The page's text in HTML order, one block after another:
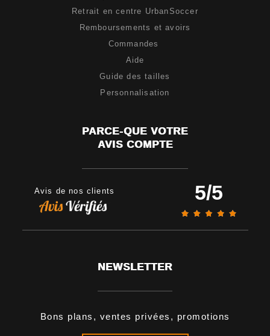
Retrait en centre UrbanSoccer
Remboursements et avoirs
Commandes
Aide
Guide des tailles
Personnalisation
PARCE-QUE VOTRE
AVIS COMPTE
Avis de nos clients 5/5
NEWSLETTER
Bons plans, ventes privées, promotions